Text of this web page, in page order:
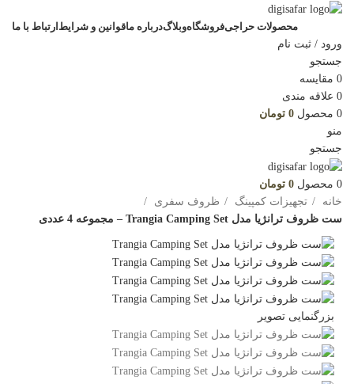
محصولات حراجیفروشگاهوبلاگدرباره ماقوانین و شرایط ارتباط با ما
ورود / ثبت نام
جستجو
0 مقایسه
0 علاقه مندی
0 محصول 0 تومان
منو
جستجو
0 محصول 0 تومان
خانه
تجهیزات کمپینگ
ظروف سفری
ست ظروف ترانژیا مدل Trangia Camping Set – مجموعه 4 عددی
بزرگنمایی تصویر